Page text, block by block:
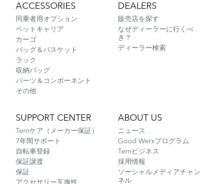
ACCESSORIES
同乗者用オプション
ペットキャリア
カーゴ
バッグ＆バスケット
ラック
収納バッグ
パーツ＆コンポーネント
その他
DEALERS
販売店を探す
なぜディーラーに行くべ
き？
ディーラー検索
SUPPORT CENTER
Ternケア（メーカー保証）
7年間サポート
自転車登録
保証譲渡
保証
アクセサリー互換性
ABOUT US
ニュース
Good Werxプログラム
Ternビジネス
採用情報
ソーシャルメディアチャン
ネル